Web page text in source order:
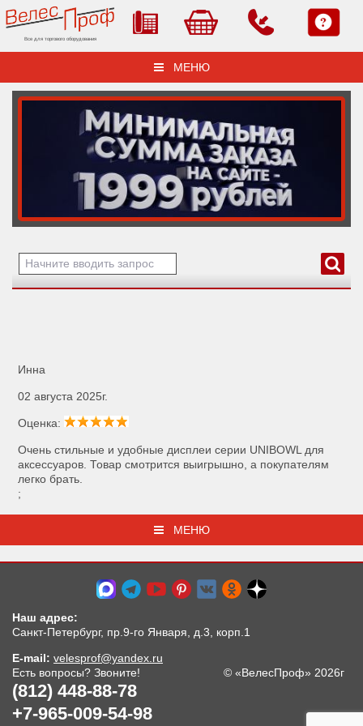
Все для торгового оборудования
МЕНЮ
Инна
02 августа 2025г.
Оценка:
Очень стильные и удобные дисплеи серии UNIBOWL для
аксессуаров. Товар смотрится выигрышно, а покупателям
легко брать.
;
МЕНЮ
Наш адрес:
Санкт-Петербург, пр.9-го Января, д.3, корп.1
E-mail: velesprof@yandex.ru
Есть вопросы? Звоните!
(812) 448-88-78
+7-965-009-54-98
© «ВелесПроф» 2026г